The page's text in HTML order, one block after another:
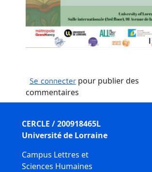
Se connecterpour publier des
commentaires
CERCLE / 200918465L
Université de Lorraine
Campus Lettres et
Sciences Humaines